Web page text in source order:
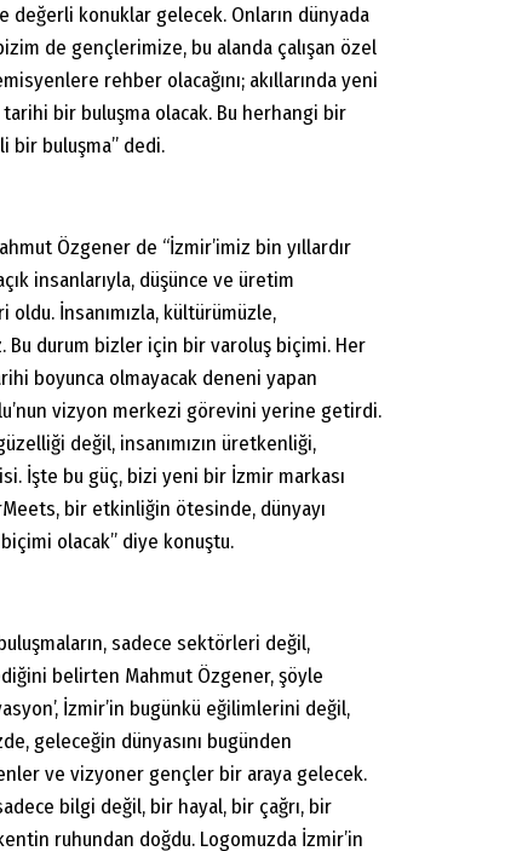
değerli konuklar gelecek. Onların dünyada
de gençlerimize, bu alanda çalışan özel
rehber olacağını; akıllarında yeni
bir buluşma olacak. Bu herhangi bir
bir buluşma” dedi.
Özgener de “İzmir’imiz bin yıllardır
insanlarıyla, düşünce ve üretim
İnsanımızla, kültürümüzle,
durum bizler için bir varoluş biçimi. Her
boyunca olmayacak deneni yapan
vizyon merkezi görevini yerine getirdi.
değil, insanımızın üretkenliği,
İşte bu güç, bizi yeni bir İzmir markası
bir etkinliğin ötesinde, dünyayı
olacak” diye konuştu.
sadece sektörleri değil,
belirten Mahmut Özgener, şöyle
İzmir’in bugünkü eğilimlerini değil,
geleceğin dünyasını bugünden
ve vizyoner gençler bir araya gelecek.
bilgi değil, bir hayal, bir çağrı, bir
ruhundan doğdu. Logomuzda İzmir’in